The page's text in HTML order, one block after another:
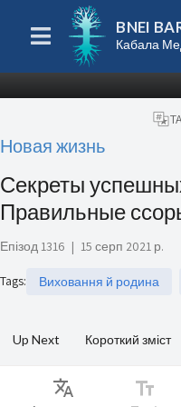
BNEI
Кабала
Новая жизнь
Секреты
Правильные
Епізод 1316 | 15 серп 2021 р.
Tags: Виховання й родина
Up Next Короткий зміст
Translate text_fields